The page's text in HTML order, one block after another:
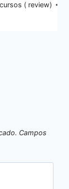
( review)
Campos